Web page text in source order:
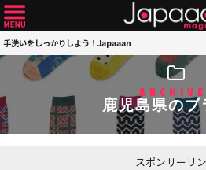
手洗いをしっかりしよう！Japaaan
鹿児島県のブ
スポンサーリ